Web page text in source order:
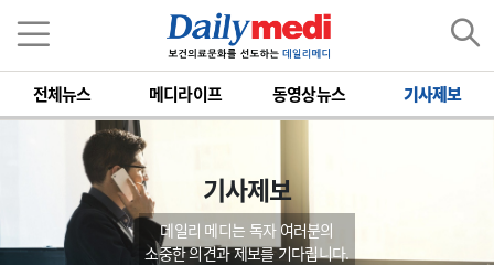
전체뉴스 메디라이프 동영상뉴스 기사제보
기사제보
데일리 메디는 독자 여러분의
소중한 의견과 제보를 기다립니다.